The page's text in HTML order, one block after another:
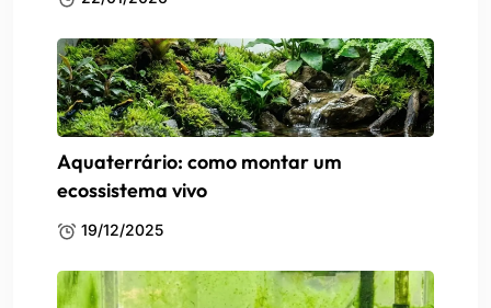
Aquaterrário: como montar um
ecossistema vivo
19/12/2025